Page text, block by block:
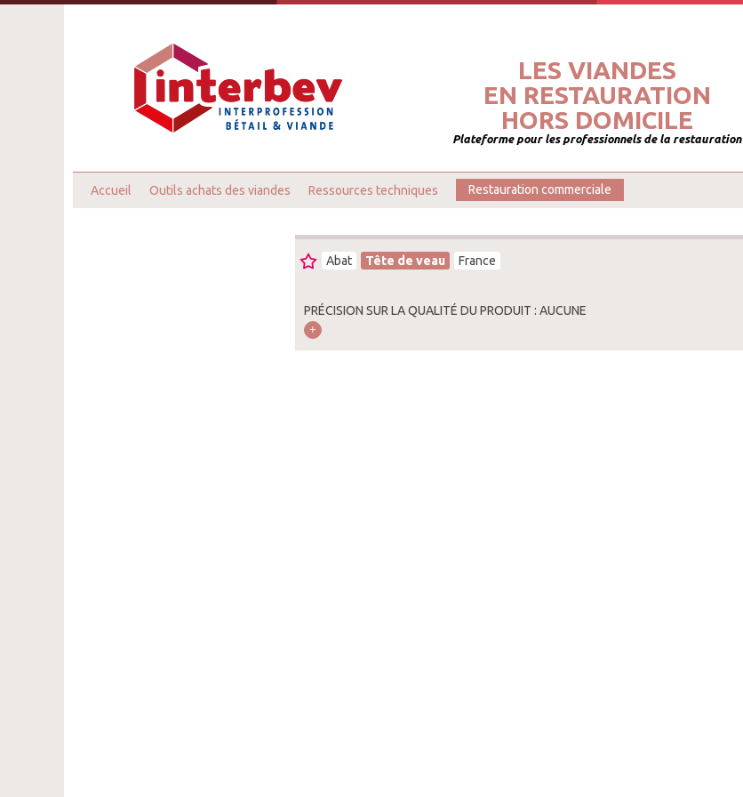
LES VIANDES
EN RESTAURATION
HORS DOMICILE
Plateforme pour les professionnels de la restauration
Accueil Outils achats des viandes Ressources techniques Restauration commerciale
Abat Tête de veau France
PRÉCISION SUR LA QUALITÉ DU PRODUIT : AUCUNE